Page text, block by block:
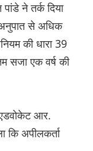
ने तर्क दिया
से अधिक
की धारा 39
सजा एक वर्ष की
आर.
कि अपीलकर्ता